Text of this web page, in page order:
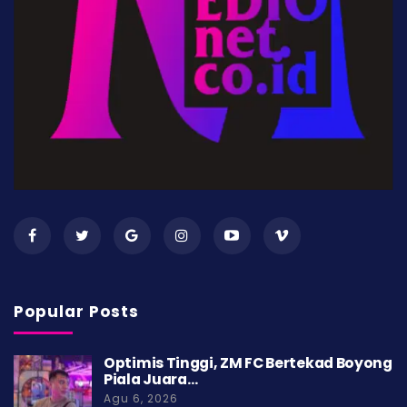
Popular Posts
Optimis Tinggi, ZM FC Bertekad Boyong
Piala Juara…
Agu 6, 2026